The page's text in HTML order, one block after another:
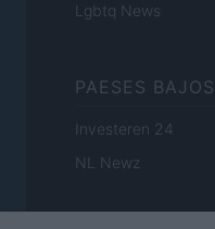
Lgbtq News
PAESES BAJOS
Investeren 24
NL Newz